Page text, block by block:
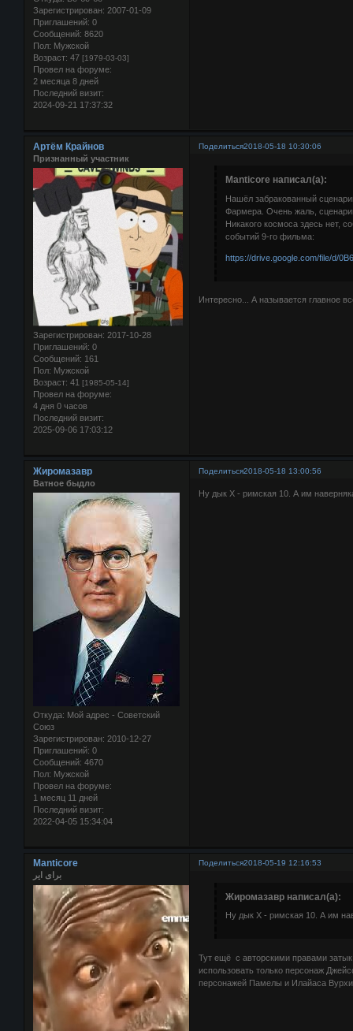
Зарегистрирован: 2007-01-09
Приглашений: 0
Сообщений: 8620
Пол: Мужской
Возраст: 47 [1979-03-03]
Провел на форуме:
2 месяца 8 дней
Последний визит:
2024-09-21 17:37:32
Поделиться2018-05-18 10:30:06
Артём Крайнов
Признанный участник
Зарегистрирован: 2017-10-28
Приглашений: 0
Сообщений: 161
Пол: Мужской
Возраст: 41 [1985-05-14]
Провел на форуме:
4 дня 0 часов
Последний визит:
2025-09-06 17:03:12
Manticore написал(а):
Нашёл забракованный
Фармера. Очень жаль,
Никакого космоса здесь нет,
событий 9-го фильма:
https://drive.google.com/file/d/
Интересно... А называется главное
Поделиться2018-05-18 13:00:56
Жиромазавр
Ватное быдло
Откуда: Мой адрес - Советский
Союз
Зарегистрирован: 2010-12-27
Приглашений: 0
Сообщений: 4670
Пол: Мужской
Провел на форуме:
1 месяц 11 дней
Последний визит:
2022-04-05 15:34:04
Ну дык Х - римская 10. А им
Поделиться2018-05-19 12:16:53
Manticore
برای ایر
Жиромазавр написал(а):
Ну дык Х - римская 10. А им
Тут ещё с авторскими правами
использовать только персонаж
персонажей Памелы и Илайаса